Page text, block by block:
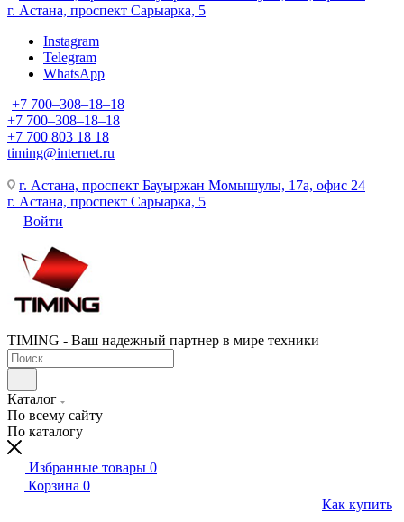
г. Астана, проспект Сарыарка, 5
Instagram
Telegram
WhatsApp
+7 700‒308‒18‒18
+7 700‒308‒18‒18
+7 700 803 18 18
timing@internet.ru
г. Астана, проспект Бауыржан Момышулы, 17а, офис 24
г. Астана, проспект Сарыарка, 5
Войти
TIMING - Ваш надежный партнер в мире техники
Каталог
По всему сайту
По каталогу
Избранные товары 0
Корзина 0
Как купить